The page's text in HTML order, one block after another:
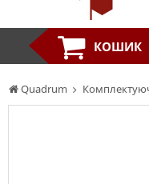
Quadrum
КОШИК